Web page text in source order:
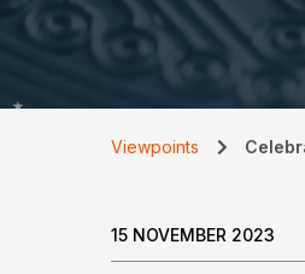
Viewpoints
15 NOVEMBER 2023